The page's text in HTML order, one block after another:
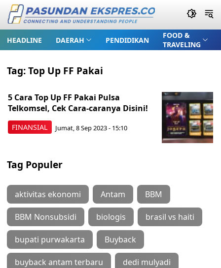
HEADLINE DAERAH PENDIDIKAN
FOOD &
TRAVELING
Tag:Top Up FF Pakai
FINANSIAL
5 Cara Top Up FF Pakai Pulsa
Telkomsel, Cek Cara-caranya Disini!
Jumat, 8 Sep 2023 - 15:10
Tag Populer
aktivitas ekonomi Antam BBM
BBM Nonsubsidi biologis brasil vs haiti
bupati purwakarta Buyback
buyback antam terbaru dedi mulyadi